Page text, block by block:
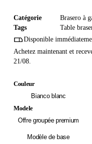
Catégorie
Brasero à
Tags
Table
Disponible
Achetez maintenant et
21/08.
Couleur
Bianco blanc
Modele
Offre groupée premium
Modèle de base